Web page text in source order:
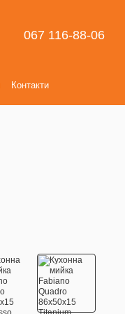
067 116-88-06
Контакти